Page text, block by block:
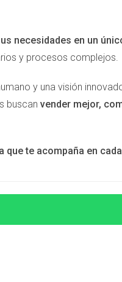
iniciar tu negocio sin
contactar a Victor
necesidades en un
y procesos complejos.
y una visión
buscan vender mejor,
te acompaña en